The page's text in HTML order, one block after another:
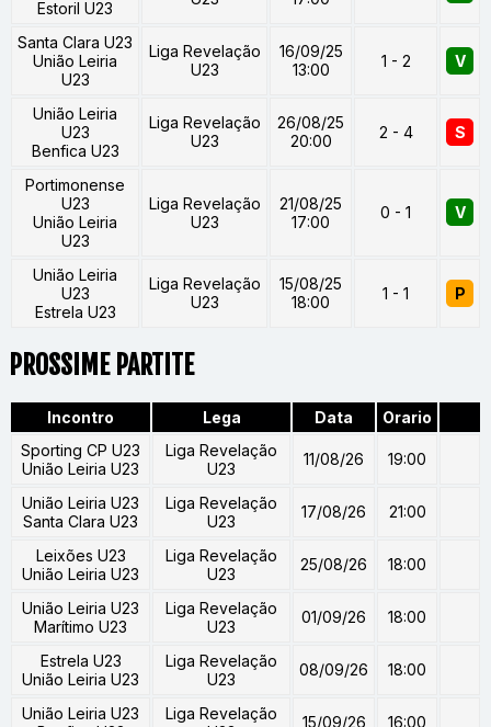
Estoril U23
Santa Clara U23
União Leiria
U23
Liga Revelação
U23
16/09/25
13:00
1 - 2 V
União Leiria
U23
Benfica U23
Liga Revelação
U23
26/08/25
20:00
2 - 4 S
Portimonense
U23
União Leiria
U23
Liga Revelação
U23
21/08/25
17:00
0 - 1 V
União Leiria
U23
Estrela U23
Liga Revelação
U23
15/08/25
18:00
1 - 1 P
PROSSIME PARTITE
Incontro Lega Data
Orario
Sporting CP U23
União Leiria U23
Liga Revelação
U23
11/08/26 19:00
União Leiria U23
Santa Clara U23
Liga Revelação
U23
17/08/26 21:00
Leixões U23
União Leiria U23
Liga Revelação
U23
25/08/26 18:00
União Leiria U23
Marítimo U23
Liga Revelação
U23
01/09/26 18:00
Estrela U23
União Leiria U23
Liga Revelação
U23
08/09/26 18:00
União Leiria U23
Liga Revelação
15/09/26 16:00